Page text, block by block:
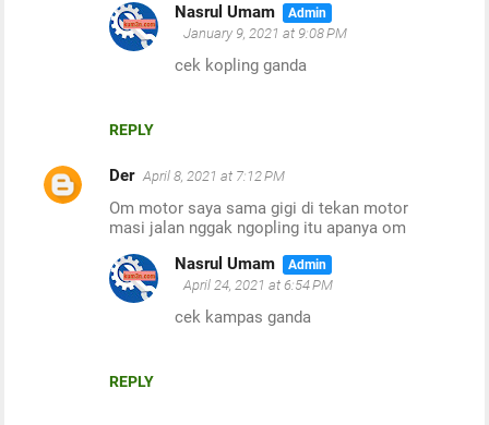
REPLY
Nasrul Umam
January 9, 2021 at 9:08 PM
cek kopling ganda
Der April 8, 2021 at 7:12 PM
Om motor saya sama gigi di tekan motor
masi jalan nggak ngopling itu apanya om
REPLY
Nasrul Umam
April 24, 2021 at 6:54 PM
cek kampas ganda